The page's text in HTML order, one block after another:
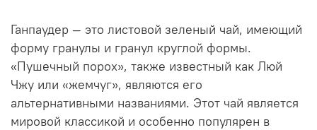
Ганпаудер — это листовой зеленый чай, имеющий
форму гранулы и гранул круглой формы.
«Пушечный порох», также известный как Люй
Чжу или «жемчуг», являются его
альтернативными названиями. Этот чай является
мировой классикой и особенно популярен в